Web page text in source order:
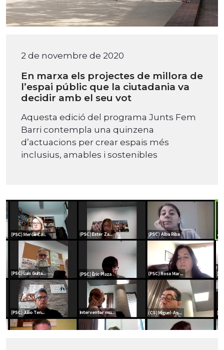
2 de novembre de 2020
En marxa els projectes de millora de
l’espai públic que la ciutadania va
decidir amb el seu vot
Aquesta edició del programa Junts Fem
Barri contempla una quinzena
d’actuacions per crear espais més
inclusius, amables i sostenibles